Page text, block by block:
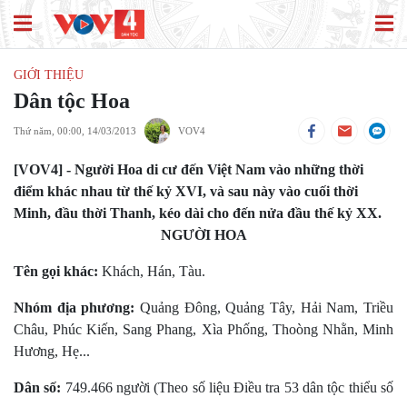
GIỚI THIỆU
Dân tộc Hoa
Thứ năm, 00:00, 14/03/2013 VOV4
[VOV4] - Người Hoa di cư đến Việt Nam vào những thời
điểm khác nhau từ thế kỷ XVI, và sau này vào cuối thời
Minh, đầu thời Thanh, kéo dài cho đến nửa đầu thế kỷ XX.
NGƯỜI HOA
Tên gọi khác: Khách, Hán, Tàu.
Nhóm địa phương: Quảng Ðông, Quảng Tây, Hải Nam, Triều
Châu, Phúc Kiến, Sang Phang, Xìa Phống, Thoòng Nhằn, Minh
Hương, Hẹ...
Dân số: 749.466 người (Theo số liệu Điều tra 53 dân tộc thiểu số